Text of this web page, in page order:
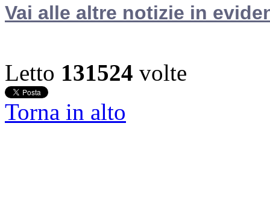
Vai alle altre notizie in
Letto 131524 volte
Torna in alto